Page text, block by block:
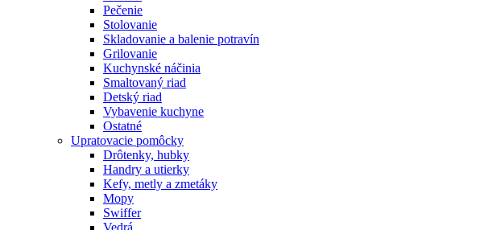
Pečenie
Stolovanie
Skladovanie a balenie potravín
Grilovanie
Kuchynské náčinia
Smaltovaný riad
Detský riad
Vybavenie kuchyne
Ostatné
Upratovacie pomôcky
Drôtenky, hubky
Handry a utierky
Kefy, metly a zmetáky
Mopy
Swiffer
Vedrá